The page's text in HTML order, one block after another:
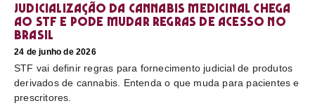
Judicialização da cannabis medicinal chega
ao STF e pode mudar regras de acesso no
Brasil
24 de junho de 2026
STF vai definir regras para fornecimento judicial de produtos
derivados de cannabis. Entenda o que muda para pacientes e
prescritores.